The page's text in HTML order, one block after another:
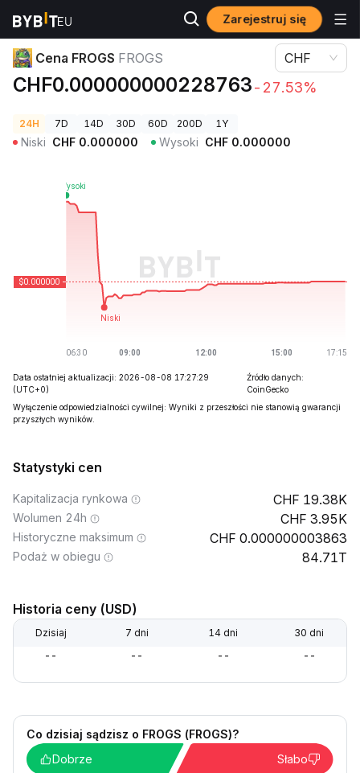
Zarejestruj się
Ceny kryptowalut Cena FROGS FROGS
Cena FROGS FROGS
CHF0.000000000228763-27.53%
CHF
24H 7D 14D 30D 60D 200D 1Y
Niski CHF 0.000000 Wysoki CHF 0.000000
Data ostatniej aktualizacji: 2026-08-08 17:27:29
(UTC+0)
Źródło danych:
CoinGecko
Wyłączenie odpowiedzialności cywilnej: Wyniki z przeszłości nie stanowią gwarancji
przyszłych wyników.
Statystyki cen
Kapitalizacja rynkowa 19.38K
Wolumen 24h 3.95K
Historyczne maksimum 0.000000003863
Podaż w obiegu 84.71T
Historia ceny (USD)
Dzisiaj 7 dni 14 dni 30 dni
-- -- -- --
Co dzisiaj sądzisz o FROGS (FROGS)?
Dobrze
Słabo